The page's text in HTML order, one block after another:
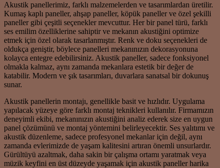
Akustik panellerimiz, farklı malzemelerden ve tasarımlardan üretilir.
Kumaş kaplı paneller, ahşap paneller, köpük paneller ve özel şekilli
paneller gibi çeşitli seçenekler mevcuttur. Her bir panel türü, farklı
ses emilim özelliklerine sahiptir ve mekanın akustiğini optimize
etmek için özel olarak tasarlanmıştır. Renk ve doku seçenekleri de
oldukça geniştir, böylece panelleri mekanınızın dekorasyonuna
kolayca entegre edebilirsiniz. Akustik paneller, sadece fonksiyonel
olmakla kalmaz, aynı zamanda mekanlara estetik bir değer de
katabilir. Modern ve şık tasarımları, duvarlara sanatsal bir dokunuş
sunar.
Akustik panellerin montajı, genellikle basit ve hızlıdır. Uygulama
yapılacak yüzeye göre farklı montaj teknikleri kullanılır. Firmamızın
deneyimli ekibi, mekanınızın akustiğini analiz ederek size en uygun
panel çözümünü ve montaj yöntemini belirleyecektir. Ses yalıtımı ve
akustik düzenleme, sadece profesyonel mekanlar için değil, aynı
zamanda evlerimizde de yaşam kalitesini artıran önemli unsurlardır.
Gürültüyü azaltmak, daha sakin bir çalışma ortamı yaratmak veya
müzik keyfini en üst düzeyde yaşamak için akustik paneller harika